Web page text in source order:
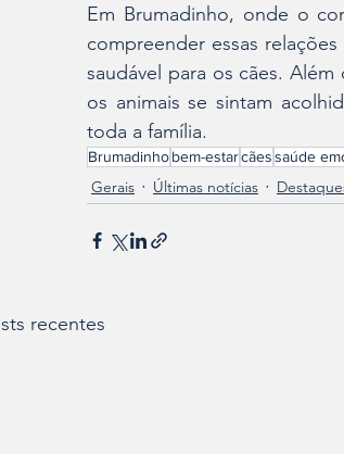
Em Brumadinho, onde o
compreender essas
saudável para os cães.
os animais se sintam
toda a família.
Brumadinhobem-estarcãessaúde
Gerais Últimas notícias
recentes